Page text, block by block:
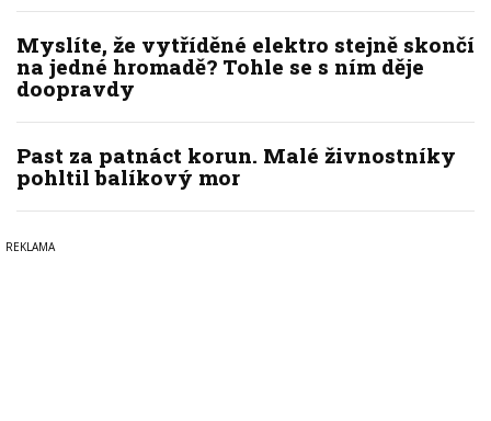
Myslíte, že vytříděné elektro stejně skončí
na jedné hromadě? Tohle se s ním děje
doopravdy
Past za patnáct korun. Malé živnostníky
pohltil balíkový mor